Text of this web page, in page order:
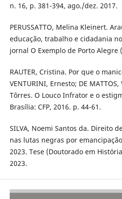
n. 16, p. 381-394, ago./dez. 2017.
PERUSSATTO, Melina Kleinert.
educação, trabalho e cidadania
jornal O Exemplo de Porto Alegre
RAUTER, Cristina. Por que o
VENTURINI, Ernesto; DE
Tôrres. O Louco Infrator e o
Brasília: CFP, 2016. p. 44-61.
SILVA, Noemi Santos da. Direito
nas lutas negras por
2023. Tese (Doutorado em
2023.